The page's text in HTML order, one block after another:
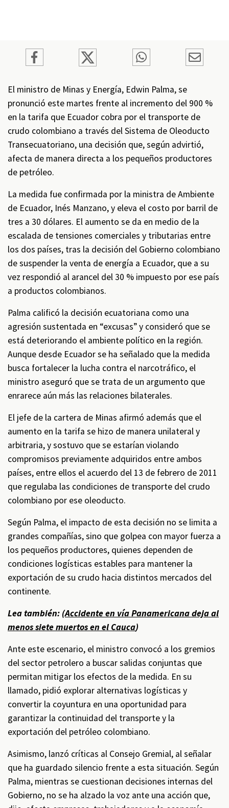
El ministro de Minas y Energía, Edwin Palma, se
pronunció este martes frente al incremento del 900 %
en la tarifa que Ecuador cobra por el transporte de
crudo colombiano a través del Sistema de Oleoducto
Transecuatoriano, una decisión que, según advirtió,
afecta de manera directa a los pequeños productores
de petróleo.
La medida fue confirmada por la ministra de Ambiente
de Ecuador, Inés Manzano, y eleva el costo por barril de
tres a 30 dólares. El aumento se da en medio de la
escalada de tensiones comerciales y tributarias entre
los dos países, tras la decisión del Gobierno colombiano
de suspender la venta de energía a Ecuador, que a su
vez respondió al arancel del 30 % impuesto por ese país
a productos colombianos.
Palma calificó la decisión ecuatoriana como una
agresión sustentada en “excusas” y consideró que se
está deteriorando el ambiente político en la región.
Aunque desde Ecuador se ha señalado que la medida
busca fortalecer la lucha contra el narcotráfico, el
ministro aseguró que se trata de un argumento que
enrarece aún más las relaciones bilaterales.
El jefe de la cartera de Minas afirmó además que el
aumento en la tarifa se hizo de manera unilateral y
arbitraria, y sostuvo que se estarían violando
compromisos previamente adquiridos entre ambos
países, entre ellos el acuerdo del 13 de febrero de 2011
que regulaba las condiciones de transporte del crudo
colombiano por ese oleoducto.
Según Palma, el impacto de esta decisión no se limita a
grandes compañías, sino que golpea con mayor fuerza a
los pequeños productores, quienes dependen de
condiciones logísticas estables para mantener la
exportación de su crudo hacia distintos mercados del
continente.
Lea también: (Accidente en vía Panamericana deja al
menos siete muertos en el Cauca)
Ante este escenario, el ministro convocó a los gremios
del sector petrolero a buscar salidas conjuntas que
permitan mitigar los efectos de la medida. En su
llamado, pidió explorar alternativas logísticas y
convertir la coyuntura en una oportunidad para
garantizar la continuidad del transporte y la
exportación del petróleo colombiano.
Asimismo, lanzó críticas al Consejo Gremial, al señalar
que ha guardado silencio frente a esta situación. Según
Palma, mientras se cuestionan decisiones internas del
Gobierno, no se ha alzado la voz ante una acción que,